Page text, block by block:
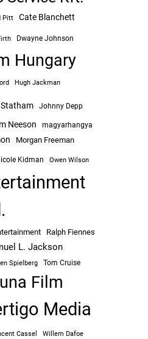
Pitt Cate Blanchett
Dwayne Johnson
Hungary
Hugh Jackman
Johnny Depp
Neeson
magyarhangya
Morgan Freeman
Kidman Owen Wilson
Ralph Fiennes
L. Jackson
Spielberg Tom Cruise
Film
Media
Cassel
Willem Dafoe